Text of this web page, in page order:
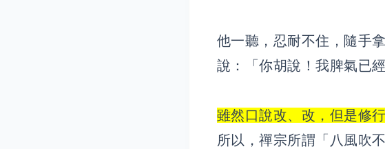
他一聽，忍耐不住，隨手
說：「你胡說！我脾氣已
雖然口說改、改，但是修
所以，禪宗所謂「八風吹